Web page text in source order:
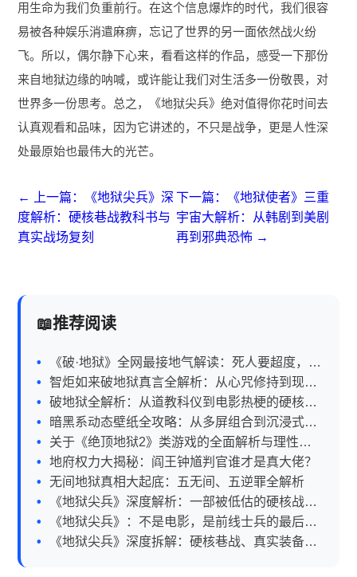
用生命为我们负重前行。在这个信息爆炸的时代，我们很容
易被各种娱乐消遣麻痹，忘记了世界的另一面依然战火纷
飞。所以，偶尔静下心来，看看这样的作品，感受一下那份
来自地狱边缘的呐喊，或许能让我们对生活多一份敬畏，对
世界多一份思考。总之，《地狱尖兵》绝对值得你花时间去
认真观看和品味，因为它讲述的，不只是战争，更是人性深
处最原始也最伟大的光芒。
← 上一篇：《地狱尖兵》深
度解析：硬核巷战教科书与
真实战场复刻
下一篇：《地狱使者》三重
宇宙大解析：从韩剧到美剧
再到邪典恐怖 →
推荐阅读
《破·地狱》全网最接地气解读：死人要超度，活
人更要破心魔
智炬如来破地狱真言全解析：从心咒修持到现代
生活应用指南
破地狱全解析：从道教科仪到电影热梗的硬核科
普 暗黑系动态壁纸全攻略：从多屏组合到沉浸式桌
面美学
关于《绝顶地狱2》类游戏的全面解析与理性看
待指南
地府权力大揭秘：阎王钟馗判官谁才是真大佬？
无间地狱真相大起底：五无间、五逆罪全解析
《地狱尖兵》深度解析：一部被低估的硬核战争
片全攻略
《地狱尖兵》：不是电影，是前线士兵的最后影
像
《地狱尖兵》深度拆解：硬核巷战、真实装备与